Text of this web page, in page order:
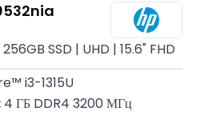
SSD | UHD | 15.6" FHD
i3-1315U
4 ГБ DDR4 3200 МГц